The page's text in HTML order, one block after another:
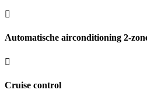
Automatische airconditioning 2-
Cruise control